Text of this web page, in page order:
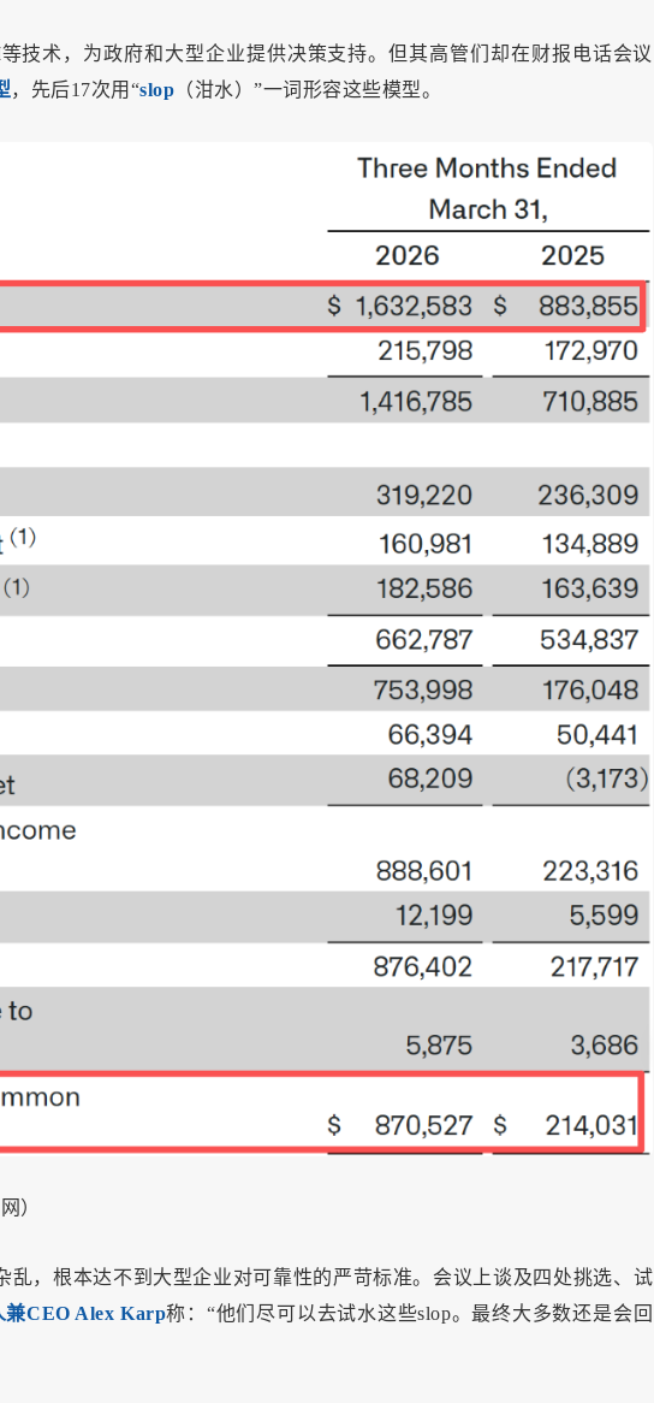
技术，为政府和大型企业提供决策支持。但其高管们却在财报电话会议
，先后17次用“slop （泔水）”一词形容这些模型。
）
，根本达不到大型企业对可靠性的严苛标准。会议上谈及四处挑选、试
CEO Alex Karp称：“他们尽可以去试水这些slop。最终大多数还是会回